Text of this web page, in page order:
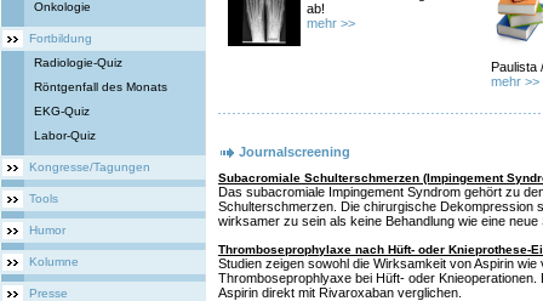
Onkologie
Fortbildung
Radiologie-Quiz
Röntgenfall des Monats
EKG-Quiz
Labor-Quiz
Kongresse/Tagungen
Tools
Humor
Kolumne
Presse
ab!
mehr >>
Paulista
mehr >>
Journalscreening
Subacromiale Schulterschmerzen (Impingement
Das subacromiale Impingement Syndrom gehört zu
Schulterschmerzen. Die chirurgische Dekompression
wirksamer zu sein als keine Behandlung wie eine neue
Thromboseprophylaxe nach Hüft- oder Knieprothese-
Studien zeigen sowohl die Wirksamkeit von Aspirin
Thromboseprophlyaxe bei Hüft- oder Knieoperationen.
Aspirin direkt mit Rivaroxaban verglichen.